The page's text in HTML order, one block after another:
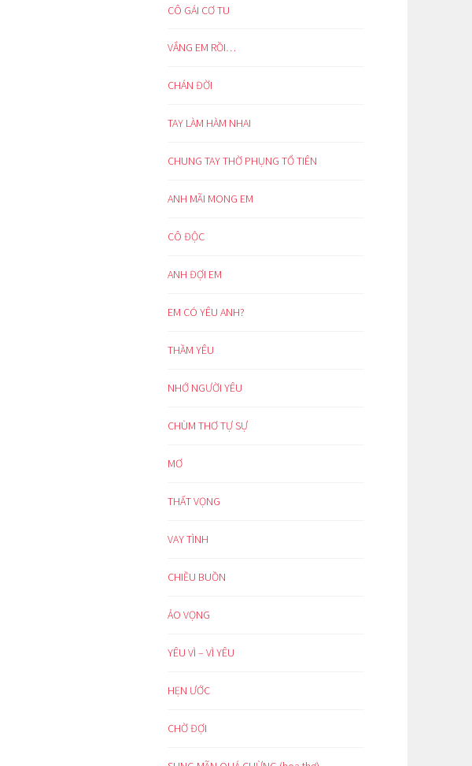
CÔ GÁI CƠ TU
VẮNG EM RỒI…
CHÁN ĐỜI
TAY LÀM HÀM NHAI
CHUNG TAY THỜ PHỤNG TỔ TIÊN
ANH MÃI MONG EM
CÔ ĐỘC
ANH ĐỢI EM
EM CÓ YÊU ANH?
THẦM YÊU
NHỚ NGƯỜI YÊU
CHÙM THƠ TỰ SỰ
MƠ
THẤT VỌNG
VAY TÌNH
CHIỀU BUỒN
ẢO VỌNG
YÊU VÌ – VÌ YÊU
HẸN ƯỚC
CHỜ ĐỢI